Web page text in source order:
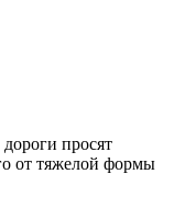
просят
от тяжелой формы